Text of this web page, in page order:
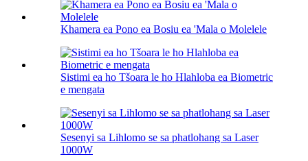
Khamera ea Pono ea Bosiu ea 'Mala o Molelele
Sistimi ea ho Tšoara le ho Hlahloba ea Biometric
e mengata
Sesenyi sa Lihlomo se sa phatlohang sa Laser
1000W